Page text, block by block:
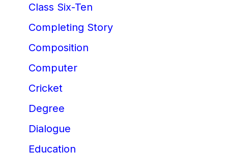
Class Six-Ten
Completing Story
Composition
Computer
Cricket
Degree
Dialogue
Education